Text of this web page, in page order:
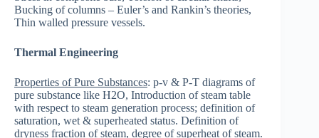
Bucking of columns – Euler’s and Rankin’s theories,
Thin walled pressure vessels.
Thermal Engineering
Properties of Pure Substances: p-v & P-T diagrams of
pure substance like H2O, Introduction of steam table
with respect to steam generation process; definition of
saturation, wet & superheated status. Definition of
dryness fraction of steam, degree of superheat of steam.